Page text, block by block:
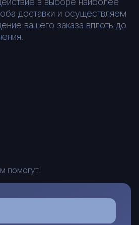
доставки и осуществляем
вашего заказа вплоть до
помогут!